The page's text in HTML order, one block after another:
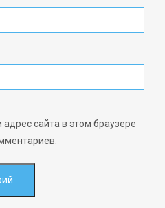
сайта в этом браузере